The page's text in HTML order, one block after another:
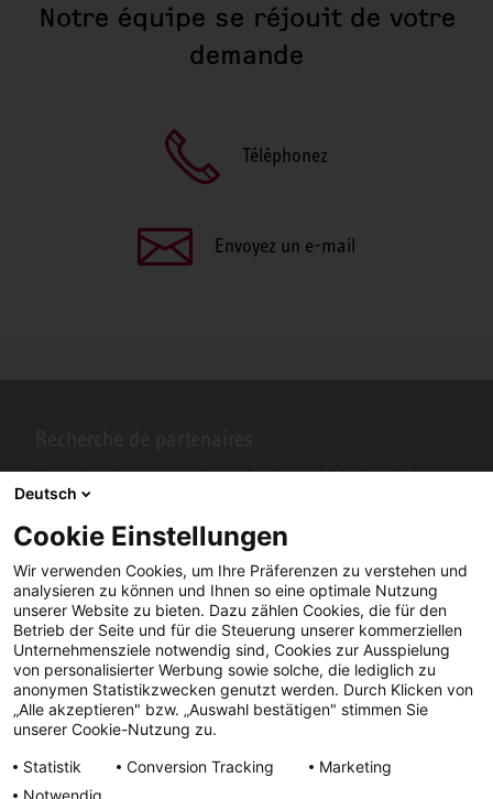
Notre équipe se réjouit de votre
demande
Téléphonez
Envoyez un e-mail
Vous recherchez un partenaire près de chez vous? Pas de problème
avec STIEBEL ELTRON.
Facebook YouTube LinkedIn
Instagram
Deutsch
Cookie Einstellungen
Wir verwenden Cookies, um Ihre Präferenzen zu verstehen und
analysieren zu können und Ihnen so eine optimale Nutzung
unserer Website zu bieten. Dazu zählen Cookies, die für den
Betrieb der Seite und für die Steuerung unserer kommerziellen
Unternehmensziele notwendig sind, Cookies zur Ausspielung
von personalisierter Werbung sowie solche, die lediglich zu
anonymen Statistikzwecken genutzt werden. Durch Klicken von
„Alle akzeptieren" bzw. „Auswahl bestätigen" stimmen Sie
unserer Cookie-Nutzung zu.
Statistik
Conversion Tracking
Marketing
Notwendig